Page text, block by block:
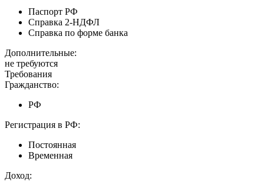
Паспорт РФ
Справка 2-НДФЛ
Справка по форме банка
Дополнительные:
не требуются
Требования
Гражданство:
РФ
Регистрация в РФ:
Постоянная
Временная
Доход: